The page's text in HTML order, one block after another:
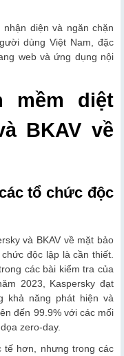
diện và ngăn chặn
dùng Việt Nam, đặc
web và ứng dụng nội
mềm diệt
BKAV về
tổ chức độc
và BKAV về mặt bảo
độc lập là cần thiết.
các bài kiểm tra của
2023, Kaspersky đạt
khả năng phát hiện và
đến 99.9% với các mối
zero-day.
tế hơn, nhưng trong các